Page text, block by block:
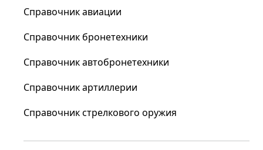
Справочник авиации
Справочник бронетехники
Справочник автобронетехники
Справочник артиллерии
Справочник стрелкового оружия